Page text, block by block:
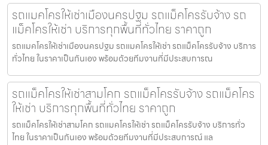
รถแมคโครให้เช่าเมืองนครปฐม รถแม็คโครรับจ้าง รถ
แม็คโครให้เช่า บริการทุกพื้นที่ทั่วไทย ราคาถูก
รถแมคโครให้เช่าเมืองนครปฐม รถแมคโครให้เช่า รถแม็คโครรับจ้าง บริการ
ทั่วไทย ในราคาเป็นกันเอง พร้อมด้วยทีมงานที่มีประสบการณ
รถแม็คโครให้เช่าสามโคก รถแม็คโครรับจ้าง รถแม็คโคร
ให้เช่า บริการทุกพื้นที่ทั่วไทย ราคาถูก
รถแม็คโครให้เช่าสามโคก รถแมคโครให้เช่า รถแม็คโครรับจ้าง บริการทั่ว
ไทย ในราคาเป็นกันเอง พร้อมด้วยทีมงานที่มีประสบการณ์ แล